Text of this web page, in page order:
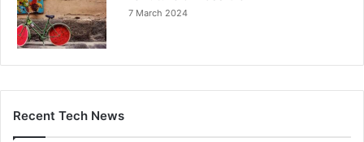
7 March 2024
Recent Tech News